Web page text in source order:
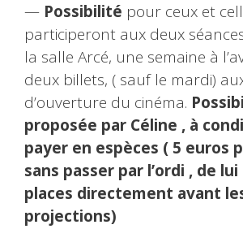
— Possibilité pour ceux et
participeront aux deux
la salle Arcé, une semaine à
deux billets, ( sauf le mardi)
d’ouverture du cinéma.
proposée par Céline , à
payer en espèces ( 5 euros
sans passer par l’ordi , de
places directement avant
projections)